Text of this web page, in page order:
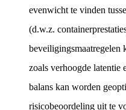
evenwicht te vinden
(d.w.z.
beveiligingsmaatregelen
zoals verhoogde latentie
balans kan worden
risicobeoordeling uit te